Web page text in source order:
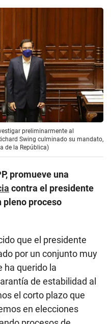
preliminarmente al
Swing culminado su mandato,
de la República)
promueve una
contra el presidente
pleno proceso
que el presidente
por un conjunto muy
ha querido la
de estabilidad al
el corto plazo que
en elecciones